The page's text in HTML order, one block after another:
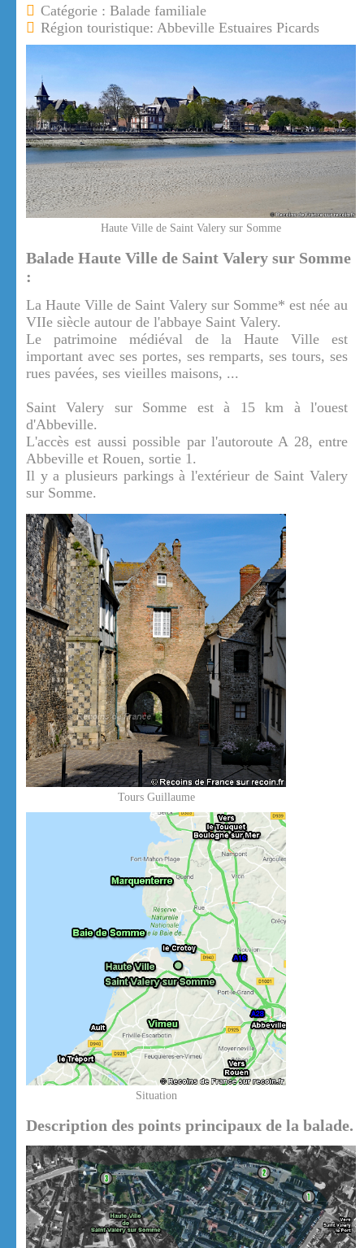
Catégorie : Balade familiale
Région touristique: Abbeville Estuaires Picards
Haute Ville de Saint Valery sur Somme
Balade Haute Ville de Saint Valery sur Somme
:
La Haute Ville de Saint Valery sur Somme* est née au
VIIe siècle autour de l'abbaye Saint Valery.
Le patrimoine médiéval de la Haute Ville est
important avec ses portes, ses remparts, ses tours, ses
rues pavées, ses vieilles maisons, ...
Saint Valery sur Somme est à 15 km à l'ouest
d'Abbeville.
L'accès est aussi possible par l'autoroute A 28, entre
Abbeville et Rouen, sortie 1.
Il y a plusieurs parkings à l'extérieur de Saint Valery
sur Somme.
Tours Guillaume
Situation
Description des points principaux de la balade.